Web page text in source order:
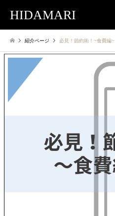
HIDAMARI
紹介ページ 必見！節約術！~食費編~